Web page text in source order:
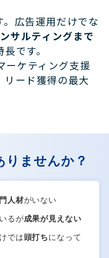
広告運用だけでな
サルティングまで
です。
ケティング支援
リード獲得の最大
りませんか？
人材がいない
るが成果が見えない
では頭打ちになって